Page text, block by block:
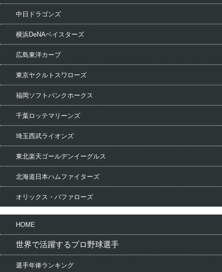
中日ドラゴンズ
横浜DeNAベイスターズ
広島東洋カープ
東京ヤクルトスワローズ
福岡ソフトバンクホークス
千葉ロッテマリーンズ
埼玉西武ライオンズ
東北楽天ゴールデンイーグルス
北海道日本ハムファイターズ
オリックス・バファローズ
HOME
世界で活躍するプロ野球選手
選手年俸ランキング